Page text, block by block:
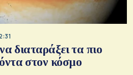
διαταράξει τα πιο
στον κόσμο